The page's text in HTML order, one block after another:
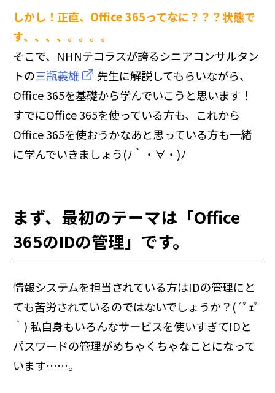
しかし！正直、 Office 365ってなに？？？状態で
す、、、、。。。。
そこで、NHNテコラスが誇るシニアコンサルタン
トの三瓶義雄
先生に解説してもらいながら、
Office 365を基礎から学んでいこうと思います！
すでにOffice 365を使っている方も、これから
Office 365を使おうかなあと思っている方も一緒
に学んでいきましょう(ﾉ｀・∀・)ﾉ
まず、最初のテーマは「Office
365のIDの管理」です。
情報システムを担当されている方はIDの管理にと
ても苦労されているのではないでしょうか？(´ﾟｪﾟ
｀) 私自身もいろんなサービスを使いすぎてIDと
パスワードの管理がめちゃくちゃなことになって
います……。